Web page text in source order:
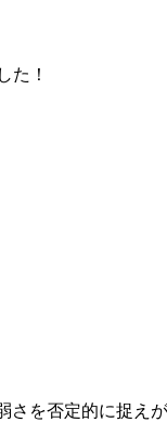
た！
さを否定的に捉え